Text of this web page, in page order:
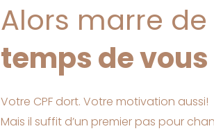
Alors marre
temps de
Votre CPF dort. Votre motivation aussi!
Mais il suffit d’un premier pas pour